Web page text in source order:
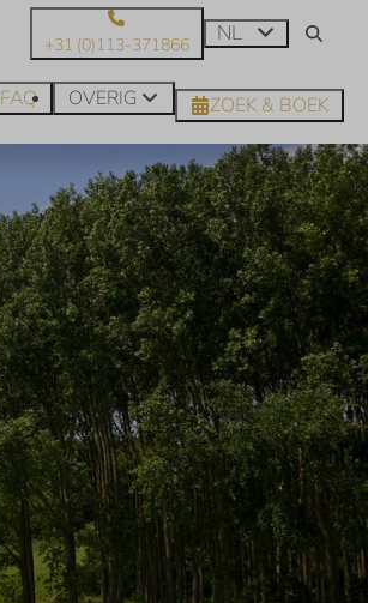
+31 (0)113-371866 NL
FAQ OVERIG ZOEK & BOEK